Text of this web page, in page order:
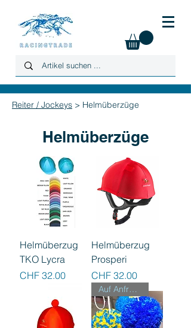
Reiter / Jockeys > Helmüberzüge
Helmüberzug
TKO Lycra
Preis
CHF 32.00
Helmüberzug
Prosperi
Preis
CHF 32.00
Auf Anfrage
Helmüberzüge